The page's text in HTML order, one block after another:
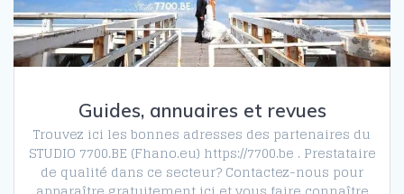
Guides, annuaires et revues
Trouvez ici les bonnes adresses des partenaires du
STUDIO 7700.BE (Fhano.eu) https://7700.be . Prestataire
de qualité dans ce secteur? Contactez-nous pour